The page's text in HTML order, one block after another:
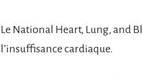
Le National Heart, Lung, and
l’insuffisance cardiaque.